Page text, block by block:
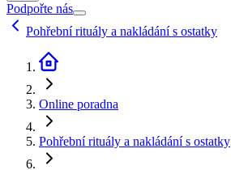
Podpořte nás
Pohřební rituály a nakládání s ostatky
Online poradna
Pohřební rituály a nakládání s ostatky